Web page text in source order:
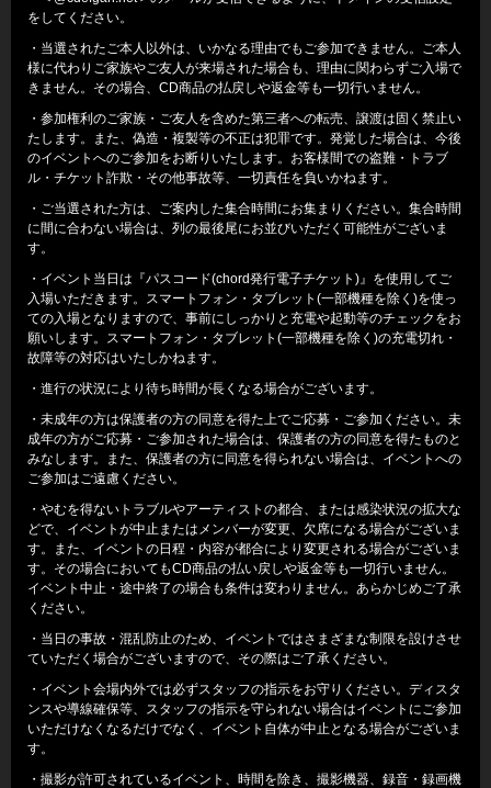
をしてください。
・当選されたご本人以外は、いかなる理由でもご参加できません。ご本人
様に代わりご家族やご友人が来場された場合も、理由に関わらずご入場で
きません。その場合、CD商品の払戻しや返金等も一切行いません。
・参加権利のご家族・ご友人を含めた第三者への転売、譲渡は固く禁止い
たします。また、偽造・複製等の不正は犯罪です。発覚した場合は、今後
のイベントへのご参加をお断りいたします。お客様間での盗難・トラブ
ル・チケット詐欺・その他事故等、一切責任を負いかねます。
・ご当選された方は、ご案内した集合時間にお集まりください。集合時間
に間に合わない場合は、列の最後尾にお並びいただく可能性がございま
す。
・イベント当日は『パスコード(chord発行電子チケット)』を使用してご
入場いただきます。スマートフォン・タブレット(一部機種を除く)を使っ
ての入場となりますので、事前にしっかりと充電や起動等のチェックをお
願いします。スマートフォン・タブレット(一部機種を除く)の充電切れ・
故障等の対応はいたしかねます。
・進行の状況により待ち時間が長くなる場合がございます。
・未成年の方は保護者の方の同意を得た上でご応募・ご参加ください。未
成年の方がご応募・ご参加された場合は、保護者の方の同意を得たものと
みなします。また、保護者の方に同意を得られない場合は、イベントへの
ご参加はご遠慮ください。
・やむを得ないトラブルやアーティストの都合、または感染状況の拡大な
どで、イベントが中止またはメンバーが変更、欠席になる場合がございま
す。また、イベントの日程・内容が都合により変更される場合がございま
す。その場合においてもCD商品の払い戻しや返金等も一切行いません。
イベント中止・途中終了の場合も条件は変わりません。あらかじめご了承
ください。
・当日の事故・混乱防止のため、イベントではさまざまな制限を設けさせ
ていただく場合がございますので、その際はご了承ください。
・イベント会場内外では必ずスタッフの指示をお守りください。ディスタ
ンスや導線確保等、スタッフの指示を守られない場合はイベントにご参加
いただけなくなるだけでなく、イベント自体が中止となる場合がございま
す。
・撮影が許可されているイベント、時間を除き、撮影機器、録音・録画機